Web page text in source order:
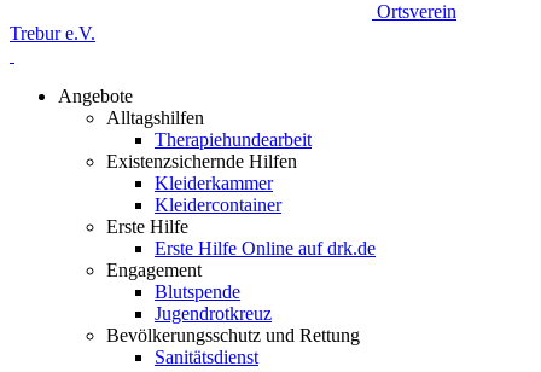
Ortsverein
Trebur e.V.
Angebote
Alltagshilfen
Therapiehundearbeit
Existenzsichernde Hilfen
Kleiderkammer
Kleidercontainer
Erste Hilfe
Erste Hilfe Online auf drk.de
Engagement
Blutspende
Jugendrotkreuz
Bevölkerungsschutz und Rettung
Sanitätsdienst